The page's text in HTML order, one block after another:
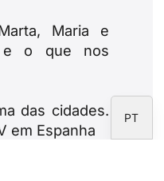
Maria e
e o que nos
das cidades.
em Espanha
PT